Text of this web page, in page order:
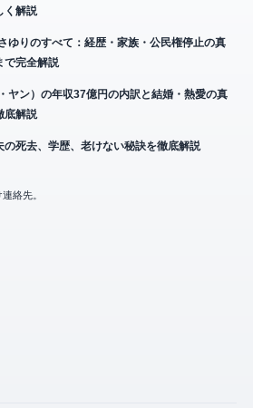
く解説
ゆりのすべて：経歴・家族・公民権停止の真
で完全解説
ヤン）の年収37億円の内訳と結婚・熱愛の真
底解説
死去、学歴、老けない秘訣を徹底解説
絡先。